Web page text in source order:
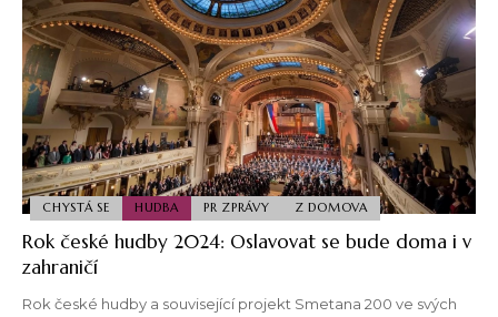
CHYSTÁ SE HUDBA PR ZPRÁVY Z DOMOVA
Rok české hudby 2024: Oslavovat se bude doma i v
zahraničí
Rok české hudby a související projekt Smetana 200 ve svých